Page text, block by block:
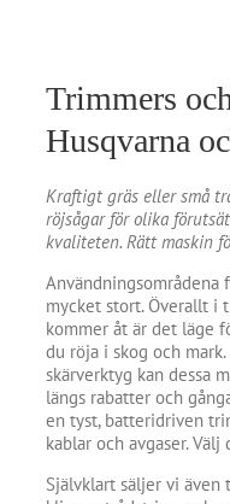
Trimmers
Husqvarna
Kraftigt gräs eller små
röjsågar för olika
kvaliteten. Rätt maskin
Användningsområdena
mycket stort. Överallt i
kommer åt är det läge
du röja i skog och
skärverktyg kan dessa
längs rabatter och
en tyst, batteridriven
kablar och avgaser.
Självklart säljer vi även